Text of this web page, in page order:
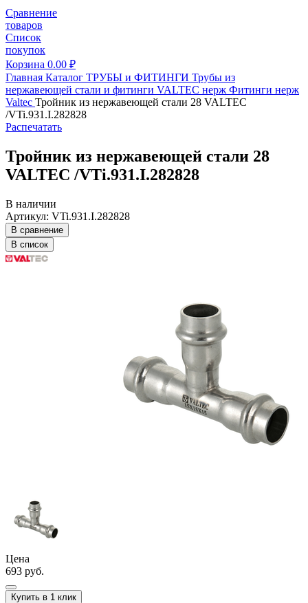
Сравнение
товаров
Список
покупок
Корзина 0.00 ₽
Главная Каталог ТРУБЫ и ФИТИНГИ Трубы из
нержавеющей стали и фитинги VALTEC нерж Фитинги нерж
Valtec Тройник из нержавеющей стали 28 VALTEC
/VTi.931.I.282828
Распечатать
Тройник из нержавеющей стали 28
VALTEC /VTi.931.I.282828
В наличии
Артикул: VTi.931.I.282828
В сравнение
В список
Цена
693 руб.
Купить в 1 клик